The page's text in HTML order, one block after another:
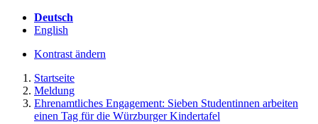
Deutsch
English
Kontrast ändern
Startseite
Meldung
Ehrenamtliches Engagement: Sieben Studentinnen arbeiten
einen Tag für die Würzburger Kindertafel